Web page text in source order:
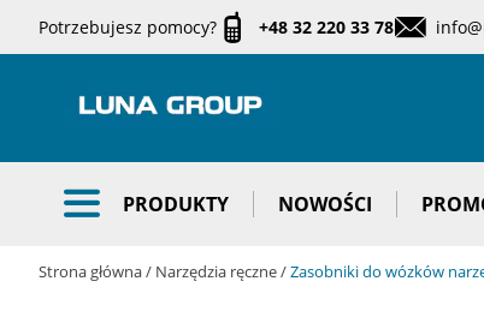
Potrzebujesz pomocy? +48 32 220 33 78
PRODUKTY NOWOŚCI
Strona główna Narzędzia ręczne Zasobniki do wózków